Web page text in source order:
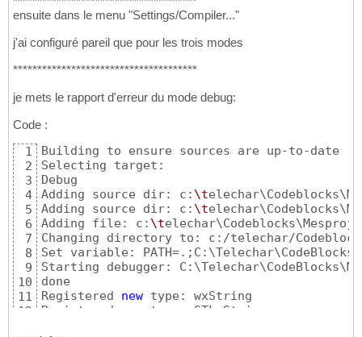
ensuite dans le menu "Settings/Compiler..."
j'ai configuré pareil que pour les trois modes
**************************************
je mets le rapport d'erreur du mode debug:
Code :
1
2
3
4
5
6
7
8
9
10
11
12
Building to ensure sources are up-to-date
Selecting target:
Debug
Adding source dir: c: \t
Adding source dir: c: \t
Adding file: c: \t
Changing directory to: c:/telechar/
Set variable:
Starting debugger:
done
Registered new type: wxString
Registered
type: STL String